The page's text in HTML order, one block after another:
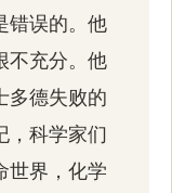
错误的。他
不充分。他
多德失败的
，科学家们
世界，化学